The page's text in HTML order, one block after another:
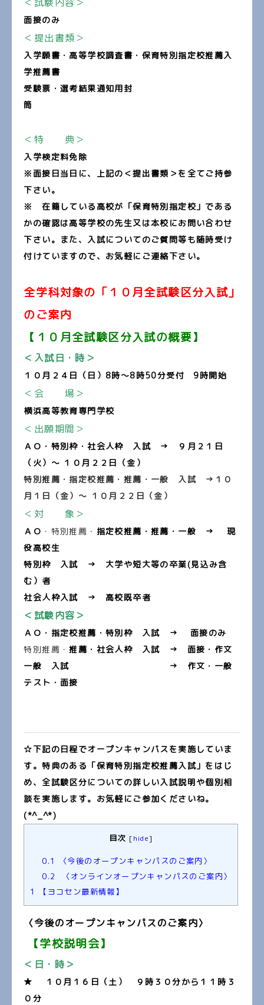
面接のみ
＜提出書類＞
入学願書・高等学校調査書・保育特別指定校推薦入
学推薦書
受験票・選考結果通知用封
筒
＜特 典＞
入学検定料免除
※面接日当日に、上記の＜提出書類＞を全てご持参
下さい。
※ 在籍している高校が「保育特別指定校」である
かの確認は高等学校の先生又は本校にお問い合わせ
下さい。 また、入試についてのご質問等も随時受け
付けていますので、お気軽にご連絡下さい。
全学科対象の「１０月全試験区分入試」
のご案内
【１０月全試験区分入試の概要】
＜入試日・時＞
１０ 月２４日（日）8時～8時50分受付 9時開始
＜会 場＞
横浜高等教育専門学校
＜出願期間＞
ＡＯ・特別枠・社会人枠 入試 → ９月２１日
（火）～ １０月２２日（金）
特別推薦・指定校推薦・推薦・一般 入試 →１０
月１日（金）～ １０月２２日（金）
＜対 象＞
ＡＯ ・特別推薦・ 指定校推薦・推薦・一般 → 現
役高校生
特別枠 入試 → 大学や短大等の卒業(見込み含
む）者
社会人枠入試 → 高校既卒者
＜試験内容＞
ＡＯ・指定校推薦・特別枠 入試 → 面接のみ
特別推薦・推薦・社会人枠 入試 → 面接・作文
一般 入試 → 作文・一般
テスト・面接
☆下記の日程でオープンキャンパスを実施していま
す。特典のある「保育特別指定校推薦入試」をはじ
め、全試験区分についての詳しい入試説明や個別相
談を実施します。お気軽にご参加くださいね。
(*^_^*)
目次 [hide]
0.1
〈今後のオープンキャンパスのご案内〉
0.2
〈オンラインオープンキャンパスのご案内〉
1
【ヨコセン最新情報】
〈今後のオープンキャンパスのご案内〉
【学校説明会】
＜日・時＞
★ １０ 月１６日（土） ９ 時３０分から１１時３
０分